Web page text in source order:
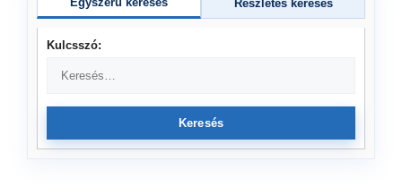
Részletes keresés
Kulcsszó:
Keresés